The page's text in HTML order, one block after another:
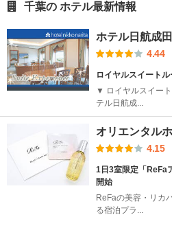
千葉の ホテル最新情報
ホテル日航成田
4.44
ロイヤルスイート
▼ ロイヤルスイー
テル日航成...
オリエンタル
4.15
1日3室限定「ReFa
開始
ReFaの美容・リカ
る宿泊プラ...